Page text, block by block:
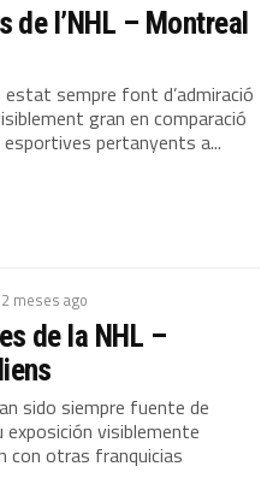
de l’NHL – Montreal
estat sempre font d’admiració
gran en comparació
pertanyents a...
meses ago
de la NHL –
sido siempre fuente de
exposición visiblemente
con otras franquicias